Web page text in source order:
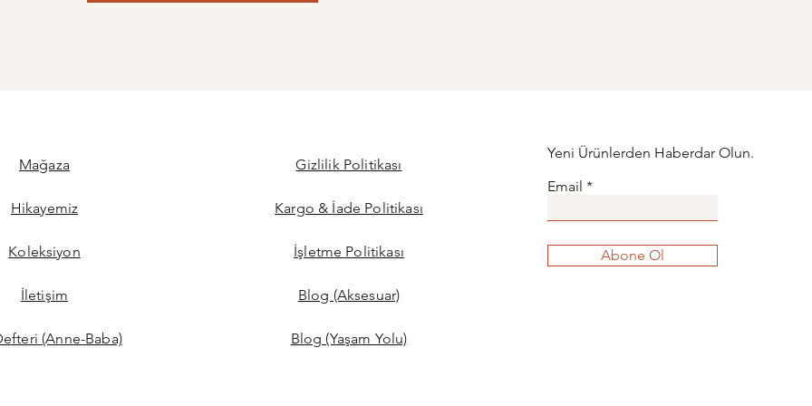
Mağaza
Hikayemiz
Koleksiyon
İletişim
(Anne-Baba)
Gizlilik Politikası
Kargo & İade Politikası
İşletme Politikası
Blog (Aksesuar)
Blog (Yaşam Yolu)
Yeni Ürünlerden Haberdar Olun.
Email
Abone Ol